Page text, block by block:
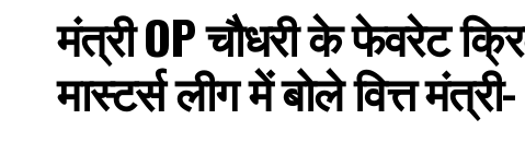
मंत्री OP चौधरी के फेवरेट
मास्टर्स लीग में बोले वित्त